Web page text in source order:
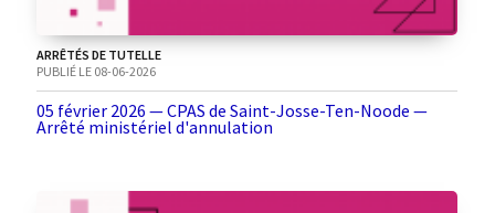
ARRÊTÉS DE TUTELLE
PUBLIÉ LE 08-06-2026
05 février 2026 — CPAS de Saint-Josse-Ten-Noode —
Arrêté ministériel d'annulation